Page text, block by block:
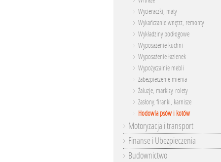
Wycieraczki, maty
Wykańczanie wnętrz, remonty
Wykładziny podłogowe
Wyposażenie kuchni
Wyposażenie łazienek
Wypożyczalnie mebli
Zabezpieczenie mienia
Żaluzje, markizy, rolety
Zasłony, firanki, karnisze
Hodowla psów i kotów
Motoryzacja i transport
Finanse i Ubezpieczenia
Budownictwo